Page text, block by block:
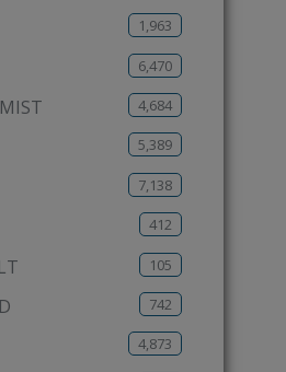
1,963
6,470
4,684
5,389
7,138
412
105
742
4,873